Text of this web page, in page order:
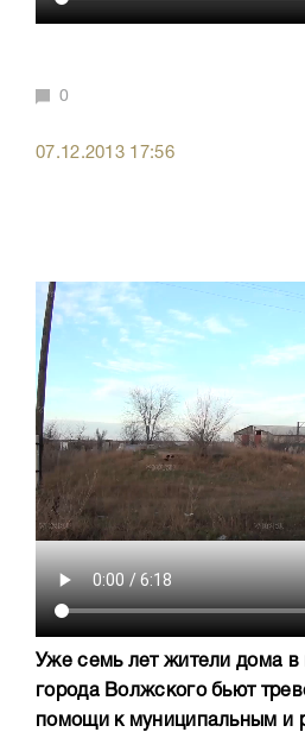
0
07.12.2013 17:56
Уже семь лет жители дома в
города Волжского бьют
помощи к муниципальным и